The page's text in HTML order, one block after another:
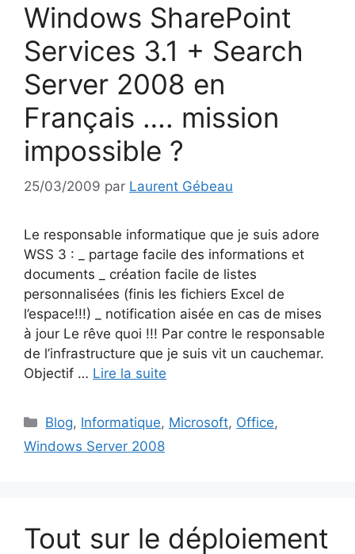
Windows SharePoint
Services 3.1 + Search
Server 2008 en
Français …. mission
impossible ?
25/03/2009 par Laurent Gébeau
Le responsable informatique que je suis adore
WSS 3 : _ partage facile des informations et
documents _ création facile de listes
personnalisées (finis les fichiers Excel de
l’espace!!!) _ notification aisée en cas de mises
à jour Le rêve quoi !!! Par contre le responsable
de l’infrastructure que je suis vit un cauchemar.
Objectif … Lire la suite
Catégories
Blog, Informatique, Microsoft, Office,
Windows Server 2008
Tout sur le déploiement